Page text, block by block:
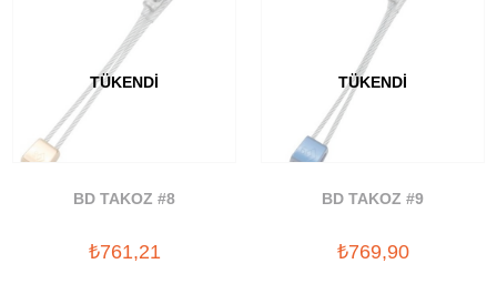
TÜKENDI
BD TAKOZ #8
₺761,21
TÜKENDI
BD TAKOZ #9
₺769,90